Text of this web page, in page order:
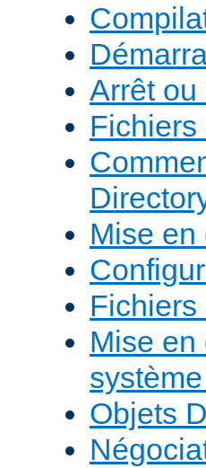
Arrêt ou
Mise en
Fichiers
Mise
Objets